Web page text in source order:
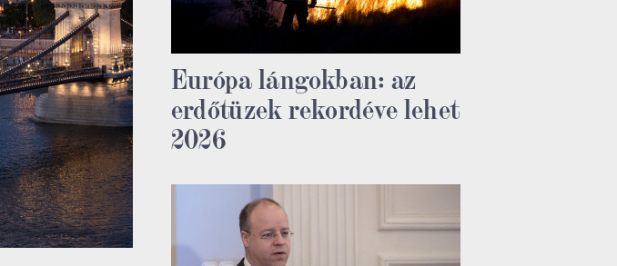
Európa lángokban: az
erdőtüzek rekordéve lehet
2026